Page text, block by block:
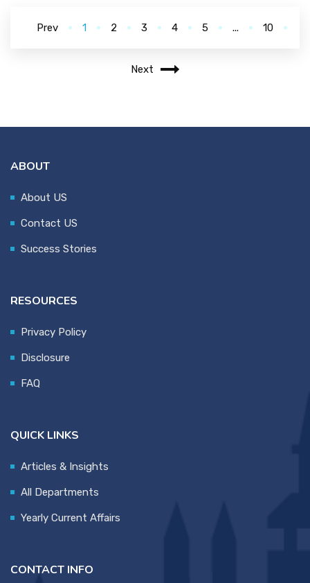
Prev 1 2 3 4 5 ... 10
Next
ABOUT
About US
Contact US
Success Stories
RESOURCES
Privacy Policy
Disclosure
FAQ
QUICK LINKS
Articles & Insights
All Departments
Yearly Current Affairs
CONTACT INFO